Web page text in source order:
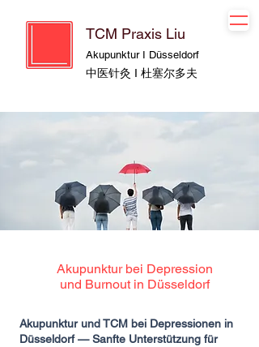
TCM Praxis Liu
Akupunktur I Düsseldorf
中医针灸 I 杜塞尔多夫
Akupunktur bei Depression
und Burnout in Düsseldorf
Akupunktur und TCM bei Depressionen in
Düsseldorf — Sanfte Unterstützung für